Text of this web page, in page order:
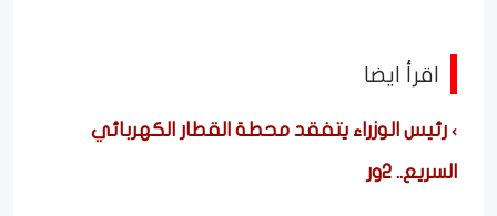
اقرأ ايضا
رئيس الوزراء يتفقد محطة القطار الكهربائي
السريع.. 2ور